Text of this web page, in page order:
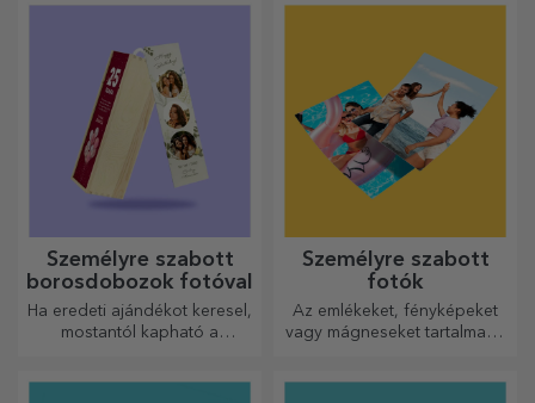
Személyre szabott
borosdobozok fotóval
Ha eredeti ajándékot keresel,
mostantól kapható a
Személyre szabott
fotók
Az emlékeket, fényképeket
vagy mágneseket tartalmazó